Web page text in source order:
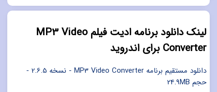
لینک دانلود برنامه ادیت فیلم MP3 Video
Converter برای اندروید
دانلود مستقیم برنامه MP3 Video Converter - نسخه 2.6.5 -
حجم 24.9MB